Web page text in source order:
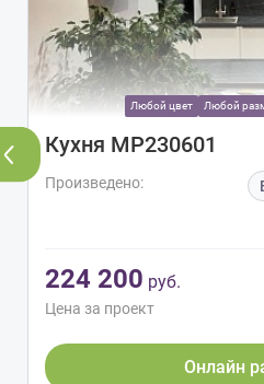
Любой цвет Любой
Кухня МР230601
Произведено:
224 200 руб.
Цена за проект
Онлайн